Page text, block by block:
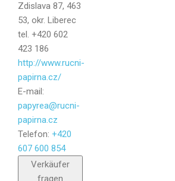
Zdislava 87, 463
53, okr. Liberec
tel. +420 602
423 186
http://www.rucni-
papirna.cz/
E-mail:
papyrea@rucni-
papirna.cz
Telefon: +420
607 600 854
Verkäufer
fragen
Senden